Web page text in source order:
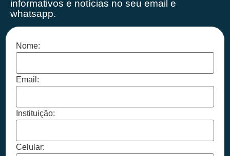
informativos e notícias no seu email e
whatsapp.
Nome:
Email:
Instituição:
Celular: